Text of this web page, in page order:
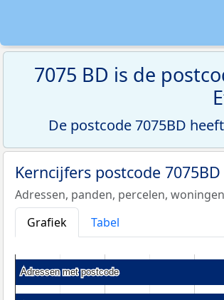
7075 BD is de
De postcode 7075BD
Kerncijfers postcode 7075BD
Adressen, panden, percelen,
Grafiek
Tabel
Adressen met postcode
Adressen met postcode